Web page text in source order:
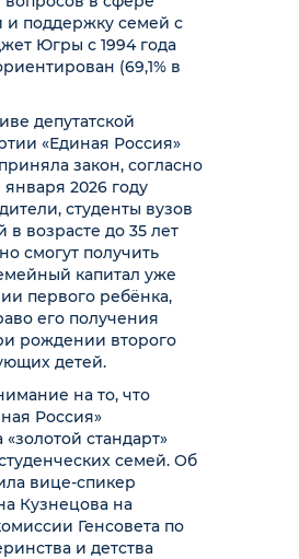
и поддержку семей с
Югры с 1994 года
(69,1% в
депутатской
«Единая Россия»
закон, согласно
января 2026 году
студенты вузов
в возрасте до 35 лет
смогут получить
капитал уже
первого ребёнка,
его получения
рождении второго
детей.
на то, что
Россия»
«золотой стандарт»
семей. Об
вице-спикер
Кузнецова на
Генсовета по
и детства